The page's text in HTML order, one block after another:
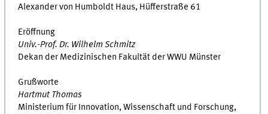
Alexander von Humboldt Haus, Hüfferstraße 61
Eröffnung
Univ.-Prof. Dr. Wilhelm Schmitz
Dekan der Medizinischen Fakultät der WWU Münster
Grußworte
Hartmut Thomas
Ministerium für Innovation, Wissenschaft und Forschung,